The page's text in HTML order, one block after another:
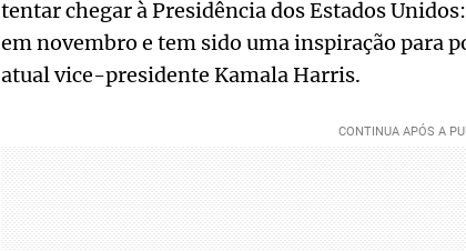
tentar chegar à Presidência dos Estados
em novembro e tem sido uma inspiração para
atual vice-presidente Kamala Harris.